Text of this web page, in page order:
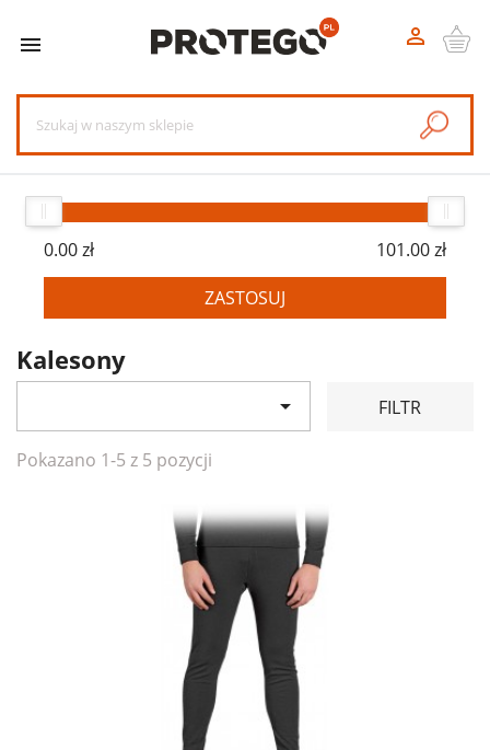
 
0.00 zł
101.00 zł
ZASTOSUJ
Kalesony
 FILTR
Pokazano 1-5 z 5 pozycji